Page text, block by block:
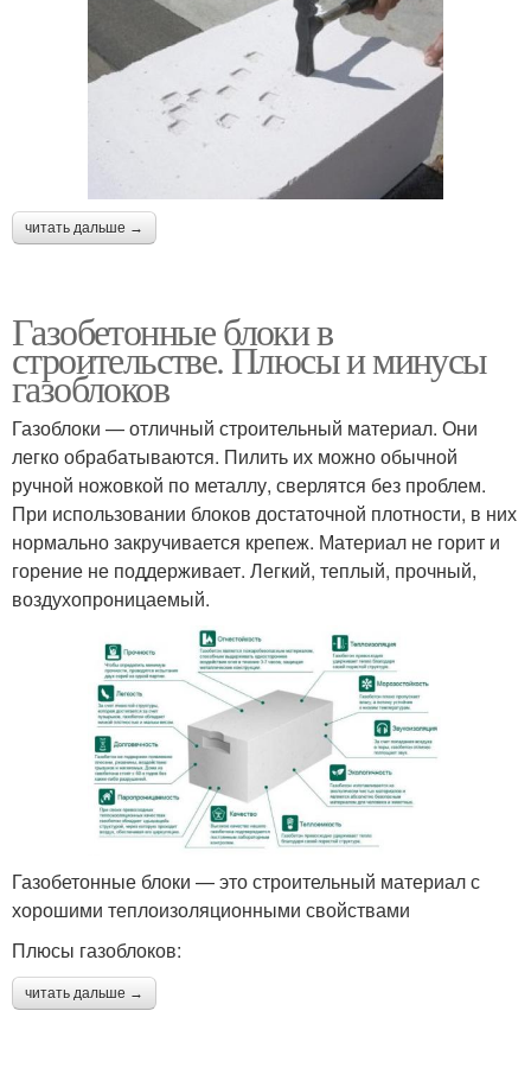
читать дальше →
Газобетонные блоки в
строительстве. Плюсы и минусы
газоблоков
Газоблоки — отличный строительный материал. Они
легко обрабатываются. Пилить их можно обычной
ручной ножовкой по металлу, сверлятся без проблем.
При использовании блоков достаточной плотности, в них
нормально закручивается крепеж. Материал не горит и
горение не поддерживает. Легкий, теплый, прочный,
воздухопроницаемый.
Газобетонные блоки — это строительный материал с
хорошими теплоизоляционными свойствами
Плюсы газоблоков:
читать дальше →